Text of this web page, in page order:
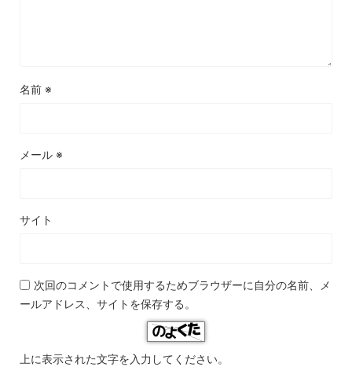
名前 ※
メール ※
サイト
次回のコメントで使用するためブラウザーに自分の名前、メ
ールアドレス、サイトを保存する。
上に表示された文字を入力してください。